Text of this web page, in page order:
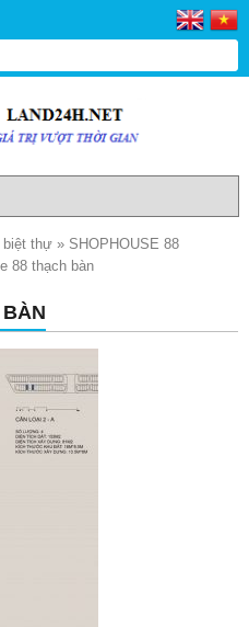
biệt thự » SHOPHOUSE 88
88 thạch bàn